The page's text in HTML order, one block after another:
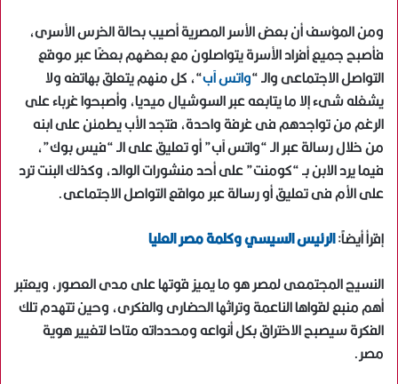
ومن المؤسف أن بعض الأسر المصرية أصيب بحالة الخرس الأسرى،
فأصبح جميع أفراد الأسرة يتواصلون مع بعضهم بعضًا عبر موقع
التواصل الاجتماعى والـ “واتس آب“، كل منهم يتعلق بهاتفه ولا
يشغله شىء إلا ما يتابعه عبر السوشيال ميديا، وأصبحوا غرباء على
الرغم من تواجدهم فى غرفة واحدة، فتجد الأب يطمئن على ابنه
من خلال رسالة عبر الـ “واتس آب” أو تعليق على الـ “فيس بوك”،
فيما يرد الابن بـ “كومنت” على أحد منشورات الوالد، وكذلك البنت ترد
على الأم فى تعليق أو رسالة عبر مواقع التواصل الاجتماعى.
إقرأ أيضاً:الرئيس السيسي وكلمة مصر العليا
النسيج المجتمعى لمصر هو ما يميز قوتها على مدى العصور، ويعتبر
أهم منبع لقواها الناعمة وتراثها الحضارى والفكرى، وحين تتهدم تلك
الفكرة سيصبح الاختراق بكل أنواعه ومحدداته متاحا لتغيير هوية
مصر.